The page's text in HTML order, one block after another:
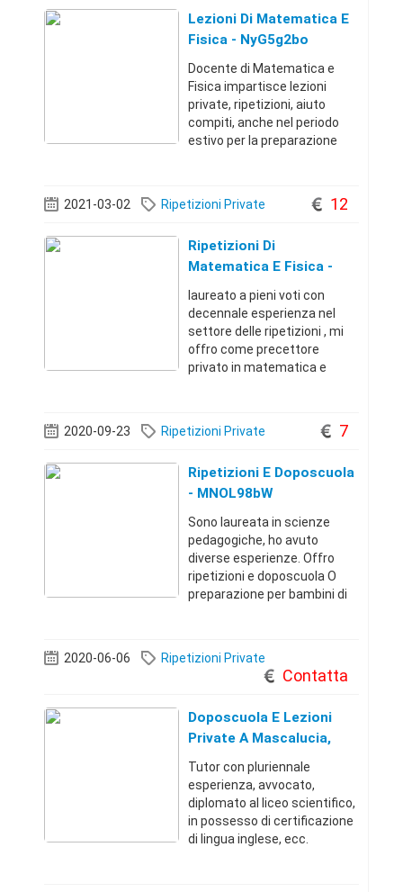
Lezioni Di Matematica E
Fisica - NyG5g2bo
Docente di Matematica e
Fisica impartisce lezioni
private, ripetizioni, aiuto
compiti, anche nel periodo
estivo per la preparazione
superiori.Zona Giugliano,
Villaricca, Qualiano.Lezioni
2021-03-02 Ripetizioni Private 12
Ripetizioni Di
Matematica E Fisica -
MmOJyaGQ
laureato a pieni voti con
decennale esperienza nel
settore delle ripetizioni , mi
offro come precettore
privato in matematica e
contattarmi per una lezione
prova.
2020-09-23 Ripetizioni Private 7
Ripetizioni E Doposcuola
- MNOL98bW
Sono laureata in scienze
pedagogiche, ho avuto
diverse esperienze. Offro
ripetizioni e doposcuola O
preparazione per bambini di
2020-06-06 Ripetizioni Private
Contatta
Doposcuola E Lezioni
Private A Mascalucia,
Catania E Provincia
Tutor con pluriennale
esperienza, avvocato,
diplomato al liceo scientifico,
in possesso di certificazione
di lingua inglese, ecc.